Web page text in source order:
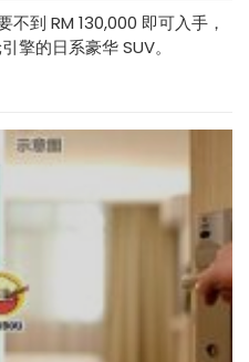
到 RM 130,000 即可入手，
擎的日系豪华 SUV。